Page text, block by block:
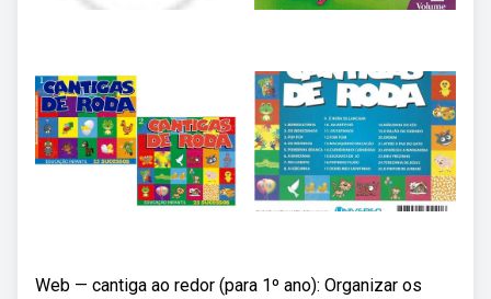
Web — cantiga ao redor (para 1º ano): Organizar os